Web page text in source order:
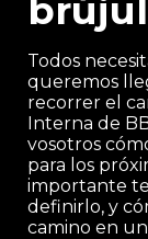
Todos
queremos
recorrer el
Interna de
vosotros
para los
importante
definirlo, y
camino en